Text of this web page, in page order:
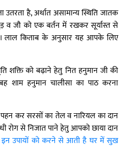
है, अर्थात असामान्य स्थिति जातक
व जौ को एक बर्तन में रखकर सूर्यास्त से
लाल किताब के अनुसार यह आपके लिए
शक्ति को बढ़ाने हेतु नित हनुमान जी की
शाम हनुमान चालीसा का पाठ करना
पहन कर सरसों का तेल व नारियल का दान
रोग से निजात पाने हेतु आपको छाया दान
इन उपायों को करने से आती है घर में सुख